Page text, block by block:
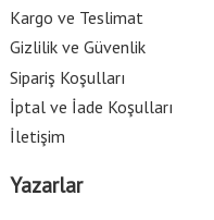
Kargo ve Teslimat
Gizlilik ve Güvenlik
Sipariş Koşulları
İptal ve İade Koşulları
İletişim
Yazarlar